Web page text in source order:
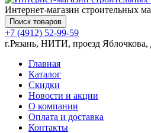
Интернет-магазин строительных
Поиск товаров
+7 (4912) 52-99-59
г.Рязань, НИТИ, проезд Яблочкова,
Главная
Каталог
Скидки
Новости и акции
О компании
Оплата и доставка
Контакты